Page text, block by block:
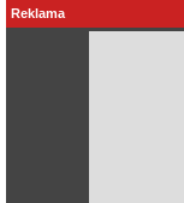
Reklama